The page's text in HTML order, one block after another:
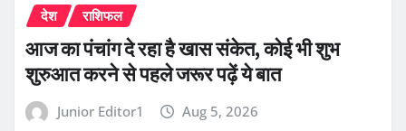
देश राशिफल
आज का पंचांग दे रहा है खास संकेत, कोई भी शुभ
शुरुआत करने से पहले जरूर पढ़ें ये बात
Junior Editor1 Aug 5, 2026